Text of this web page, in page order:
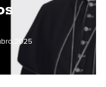
2025